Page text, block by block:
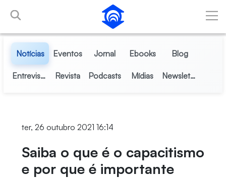
Pular para o Conteúdo principal
Notícias Eventos Jornal Ebooks Blog
Entrevistas Revista Podcasts Mídias Newsletter
ter, 26 outubro 2021 16:14
Saiba o que é o capacitismo
e por que é importante